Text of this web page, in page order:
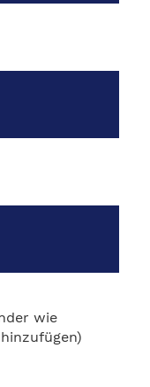
wie